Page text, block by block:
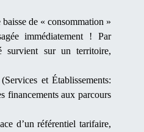
de « consommation »
immédiatement ! Par
survient sur un territoire,
(Services et Établissements:
financements aux parcours
d’un référentiel tarifaire,